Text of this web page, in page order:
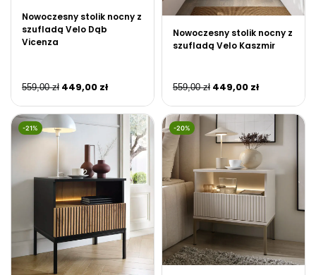
Nowoczesny stolik nocny z
szufladą Velo Dąb
Vicenza
559,00zł 449,00 zł
Nowoczesny stolik nocny z
szufladą Velo Kaszmir
559,00zł 449,00 zł
-21% -20%